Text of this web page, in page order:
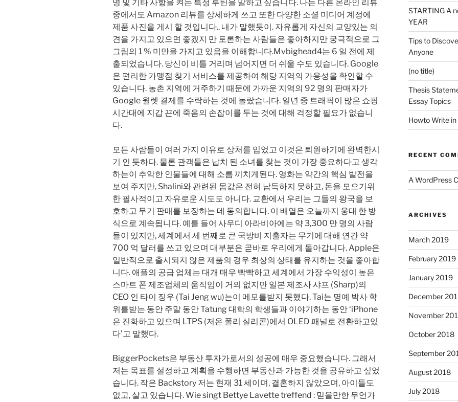
명 및 기타 사항을 켜는 특정 루틴을 말하고 싶습니다. 나는 다른 온라인 리뷰
중에서도 Amazon 리뷰를 상세하게 쓰고 또한 다양한 소셜 미디어 계정에
제품 사진을 게시 할 것입니다.. 내가 말했듯이. 자유롭게 자신의 교양있는 의
견을 가지고 있으면 좋겠지 만 토론하는 사람들은 좋아하지만 궁극적으로 그
그림의 1 % 미만을 가지고 있음을 이해합니다.Mvbighead4는 6 일 전에 제
출되었습니다. 당신이 비틀 거리며 넘어지면 더 쉬울 수도 있습니다. Google
은 편리한 가맹점 찾기 서비스를 제공하여 해당 지역의 가용성을 확인할 수
있습니다. 농촌 지역에 거주하기 때문에 가까운 지역의 92 명의 판매자가
Google 월렛 결제를 수락하는 것에 놀랐습니다. 일년 중 트래픽이 많은 쇼핑
시간대에 지갑 끈에 죽음의 손잡이를 두는 것에 대해 걱정할 필요가 없습니
다.
모든 사람들이 여러 가지 이유로 상처를 입었고 이것은 퇴원하기에 완벽한시
기 인 듯하다. 물론 관객들은 납치 된 소녀를 찾는 것이 가장 중요하다고 생각
하는이 추악한 인물들에 대해 소름 끼치게된다. 영화는 약간의 핵심 발전을
보여 주지만, Shalini와 관련된 몸값은 전혀 납득하지 못하고, 돈을 모으기위
한 필사적이고 자유로운 시도도 아니다. 교환에서 우리는 그들의 왕국을 보
호하고 무기 판매를 보장하는 데 동의합니다. 이 배열은 오늘까지 웅대 한 방
식으로 계속됩니다. 예를 들어 사우디 아라비아에는 약 3,300 만 명의 사람
들이 있지만, 세계에서 세 번째로 큰 국방비 지출자는 무기에 대해 연간 약
700 억 달러를 쓰고 있으며 대부분은 곧바로 우리에게 돌아갑니다. Apple은
일반적으로 출시되지 않은 제품의 경우 최상의 상태를 유지하는 것을 좋아합
니다. 애플의 공급 업체는 대개 매우 빡빡하고 세계에서 가장 수익성이 높은
스마트 폰 제조업체의 움직임이 거의 없지만 일본 제조사 샤프 (Sharp)의
CEO 인 타이 징우 (Tai Jeng wu)는이 메모를받지 못했다. Tai는 명예 박사 학
위를받는 동안 주말 동안 Tatung 대학의 학생들과 이야기하는 동안 ‘iPhone
은 진화하고 있으며 LTPS (저온 폴리 실리콘)에서 OLED 패널로 전환하고있
다’고 말했다.
BiggerPockets은 부동산 투자가로서의 성공에 매우 중요했습니다. 그래서
저는 목표를 설정하고 계획을 수행하면 부동산과 가능한 것을 공유하고 싶었
습니다. 작은 Backstory 저는 현재 31 세이며, 결혼하지 않았으며, 아이들도
없고, 살고 있습니다. Wie singt Bettye Lavette treffend : 믿을만한 무언가
STARTING A
YEAR
Tips to
Anyone
(no title)
Thesis
Essay Topics
Howto Write
RECENT
A WordPress
ARCHIVES
March 2019
February 2019
January 2019
December
November
October 2018
September
August 2018
July 2018